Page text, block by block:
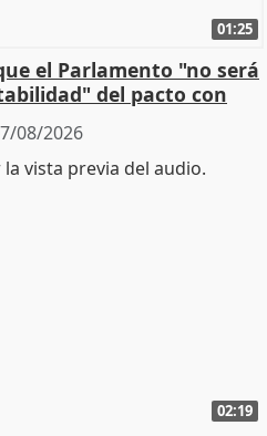
01:25
el Parlamento "no será
del pacto con
08/2026
02:19